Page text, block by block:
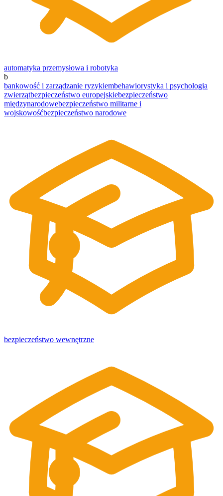
automatyka przemysłowa i robotyka
b
bankowość i zarządzanie ryzykiembehawiorystyka i psychologia
zwierzątbezpieczeństwo europejskiebezpieczeństwo
międzynarodowebezpieczeństwo militarne i
wojskowośćbezpieczeństwo narodowe
bezpieczeństwo wewnętrzne